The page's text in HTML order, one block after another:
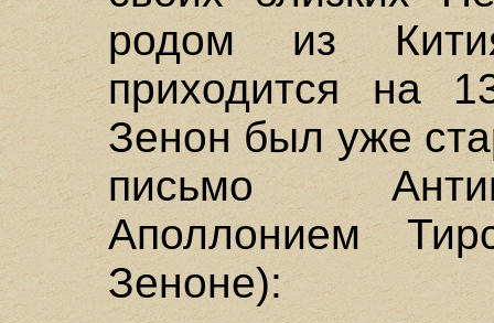
родом из
приходится на
Зенон был уже
письмо
Аполлонием
Зеноне):